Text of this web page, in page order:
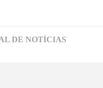
DE NOTÍCIAS